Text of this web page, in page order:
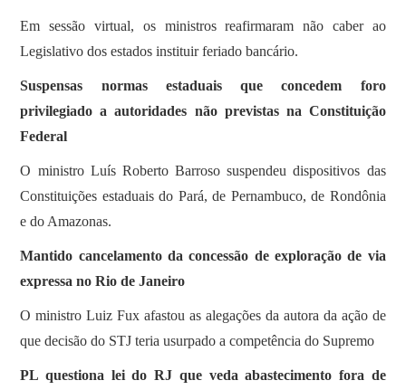
Em sessão virtual, os ministros reafirmaram não caber ao
Legislativo dos estados instituir feriado bancário.
Suspensas normas estaduais que concedem foro
privilegiado a autoridades não previstas na Constituição
Federal
O ministro Luís Roberto Barroso suspendeu dispositivos das
Constituições estaduais do Pará, de Pernambuco, de Rondônia
e do Amazonas.
Mantido cancelamento da concessão de exploração de via
expressa no Rio de Janeiro
O ministro Luiz Fux afastou as alegações da autora da ação de
que decisão do STJ teria usurpado a competência do Supremo
PL questiona lei do RJ que veda abastecimento fora de